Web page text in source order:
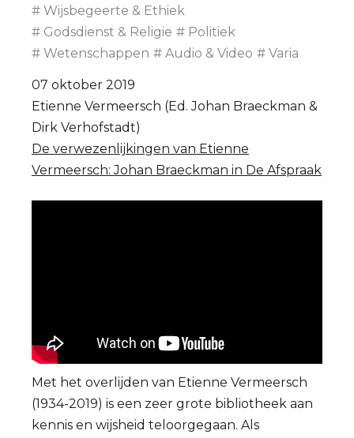
Wijsbegeerte & Ethiek
Godsdienst & Religie
Politiek
Wetenschappen
Audio & Video Varia
07 oktober 2019
Etienne Vermeersch (Ed. Johan Braeckman &
Dirk Verhofstadt)
De verwezenlijkingen van Etienne
Vermeersch: Johan Braeckman in De Afspraak
Met het overlijden van Etienne Vermeersch
(1934-2019) is een zeer grote bibliotheek aan
kennis en wijsheid teloorgegaan. Als